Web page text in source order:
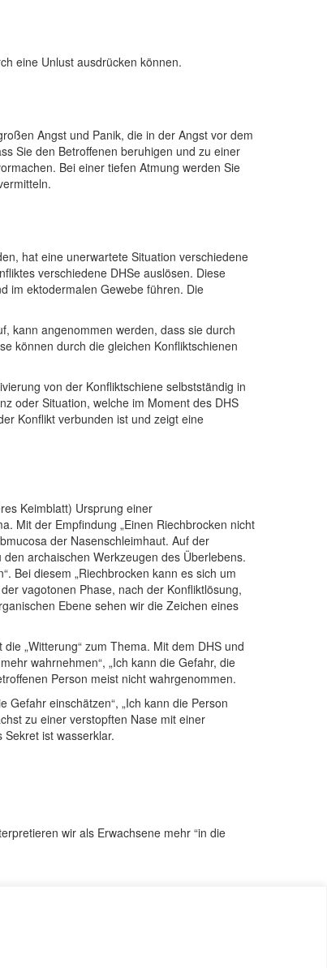
eine Unlust ausdrücken können.
Angst und Panik, die in der Angst vor dem
Sie den Betroffenen beruhigen und zu einer
Bei einer tiefen Atmung werden Sie
hat eine unerwartete Situation verschiedene
verschiedene DHSe auslösen. Diese
im ektodermalen Gewebe führen. Die
kann angenommen werden, dass sie durch
können durch die gleichen Konfliktschienen
von der Konfliktschiene selbstständig in
oder Situation, welche im Moment des DHS
Konflikt verbunden ist und zeigt eine
Keimblatt) Ursprung einer
Mit der Empfindung „Einen Riechbrocken nicht
der Nasenschleimhaut. Auf der
archaischen Werkzeugen des Überlebens.
Bei diesem „Riechbrocken kann es sich um
vagotonen Phase, nach der Konfliktlösung,
Ebene sehen wir die Zeichen eines
„Witterung“ zum Thema. Mit dem DHS und
wahrnehmen“, „Ich kann die Gefahr, die
Person meist nicht wahrgenommen.
einschätzen“, „Ich kann die Person
zu einer verstopften Nase mit einer
ist wasserklar.
wir als Erwachsene mehr “in die
Am besten ist es, wenn sich Ihr Therapeut